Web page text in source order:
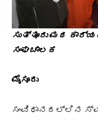
ಸುತ್ತೂರು ಮಠ
ಸಂಘಚಾಲಕ
ಮೈಸೂರು
ಸಂವಿಧಾನದಲ್ಲಿನ